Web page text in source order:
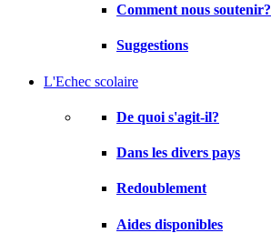
Comment nous soutenir?
Suggestions
L'Echec scolaire
De quoi s'agit-il?
Dans les divers pays
Redoublement
Aides disponibles